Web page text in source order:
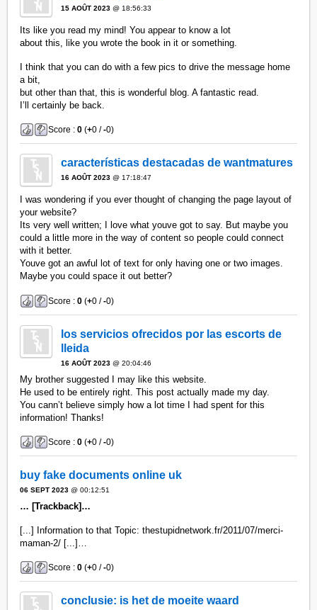
15 AOÛT 2023 @ 18:56:33
Its like you read my mind! You appear to know a lot
about this, like you wrote the book in it or something.
I think that you can do with a few pics to drive the message home
a bit,
but other than that, this is wonderful blog. A fantastic read.
I’ll certainly be back.
Score :0 (+0 /-0)
características destacadas de wantmatures
16 AOÛT 2023 @ 17:18:47
I was wondering if you ever thought of changing the page layout of
your website?
Its very well written; I love what youve got to say. But maybe you
could a little more in the way of content so people could connect
with it better.
Youve got an awful lot of text for only having one or two images.
Maybe you could space it out better?
Score :0 (+0 /-0)
los servicios ofrecidos por las escorts de
lleida
16 AOÛT 2023 @ 20:04:46
My brother suggested I may like this website.
He used to be entirely right. This post actually made my day.
You cann’t believe simply how a lot time I had spent for this
information! Thanks!
Score :0 (+0 /-0)
buy fake documents online uk
06 SEPT 2023 @ 00:12:51
… [Trackback]…
[...] Information to that Topic: thestupidnetwork.fr/2011/07/merci-
maman-2/ [...]…
Score :0 (+0 /-0)
conclusie: is het de moeite waard